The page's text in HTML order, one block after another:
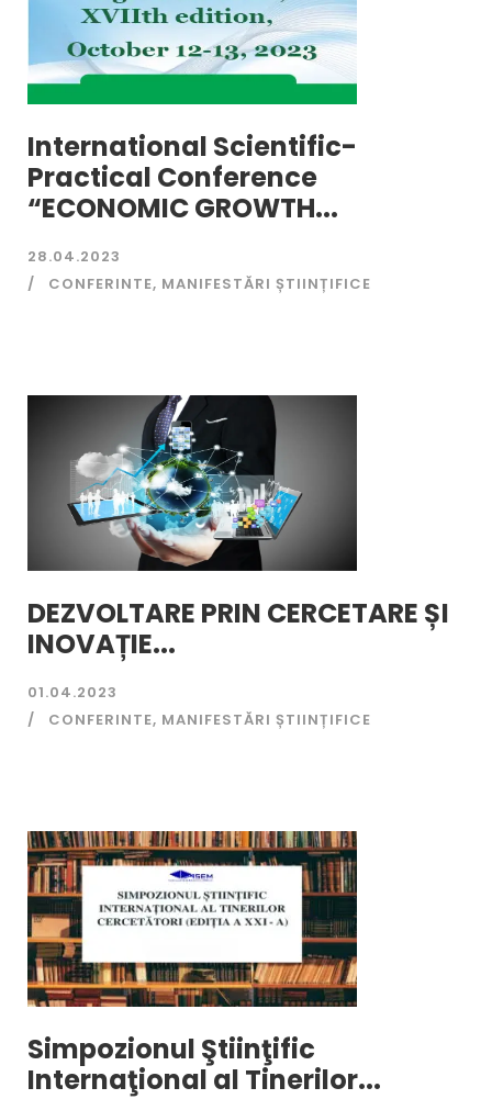
International Scientific-
Practical Conference
“ECONOMIC GROWTH...
28.04.2023
CONFERINTE, MANIFESTĂRI ȘTIINȚIFICE
DEZVOLTARE PRIN CERCETARE ȘI
INOVAȚIE...
01.04.2023
CONFERINTE, MANIFESTĂRI ȘTIINȚIFICE
Simpozionul Ştiinţific
Internaţional al Tinerilor...